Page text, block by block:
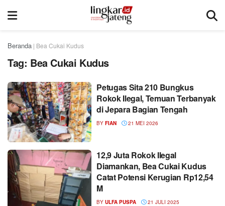
Beranda | Bea Cukai Kudus
Tag: Bea Cukai Kudus
Petugas Sita 210 Bungkus
Rokok Ilegal, Temuan Terbanyak
di Jepara Bagian Tengah
BY FIAN 21 MEI 2026
12,9 Juta Rokok Ilegal
Diamankan, Bea Cukai Kudus
Catat Potensi Kerugian Rp12,54
M
BY ULFA PUSPA 21 JULI 2025